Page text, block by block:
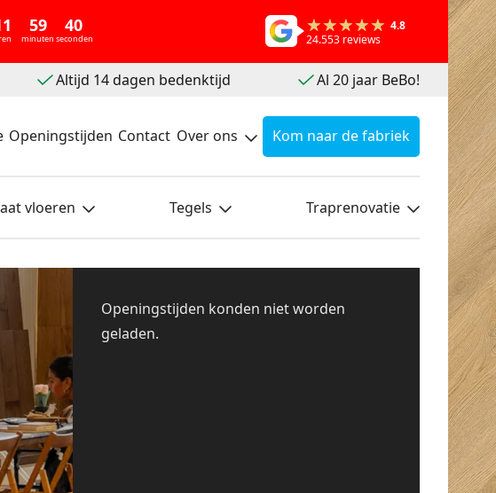
59
minuten
39
seconden
4.8
24.553 reviews
Altijd 14 dagen bedenktijd Al 20 jaar BeBo!
Openingstijden Contact Over ons Kom naar de fabriek
vloeren Tegels Traprenovatie
Openingstijden konden niet worden
geladen.